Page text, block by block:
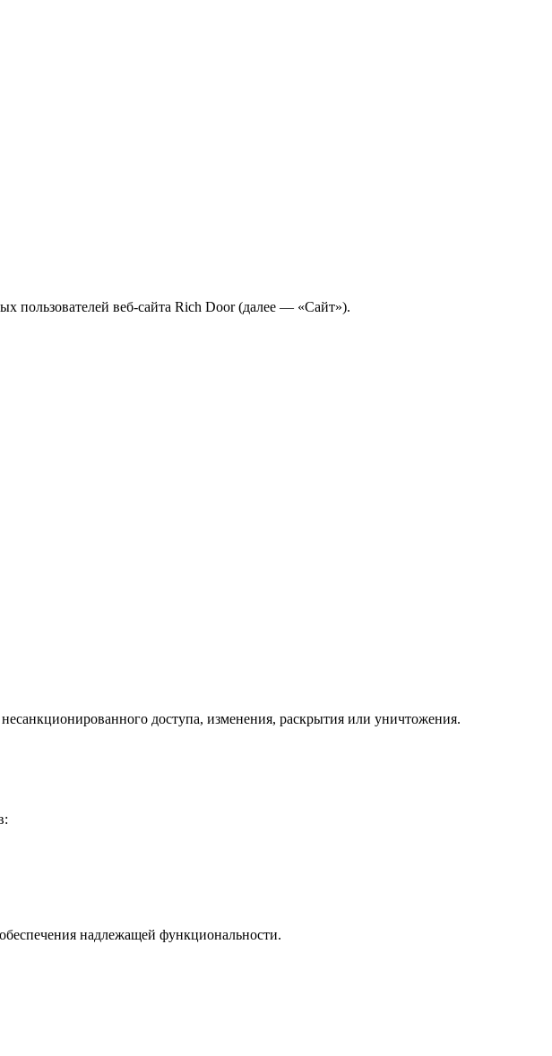
пользователей веб-сайта Rich Door (далее — «Сайт»).
доступа, изменения, раскрытия или уничтожения.
надлежащей функциональности.